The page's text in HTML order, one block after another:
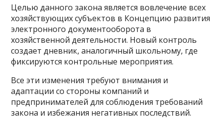
Целью данного закона является вовлечение всех
хозяйствующих субъектов в Концепцию развития
электронного документооборота в
хозяйственной деятельности. Новый контроль
создает дневник, аналогичный школьному, где
фиксируются контрольные мероприятия.
Все эти изменения требуют внимания и
адаптации со стороны компаний и
предпринимателей для соблюдения требований
закона и избежания негативных последствий.